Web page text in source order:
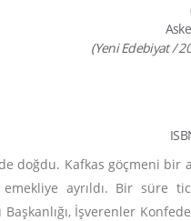
(Yeni Edebiyat /
doğdu. Kafkas göçmeni
emekliye ayrıldı. Bir süre
İşverenler